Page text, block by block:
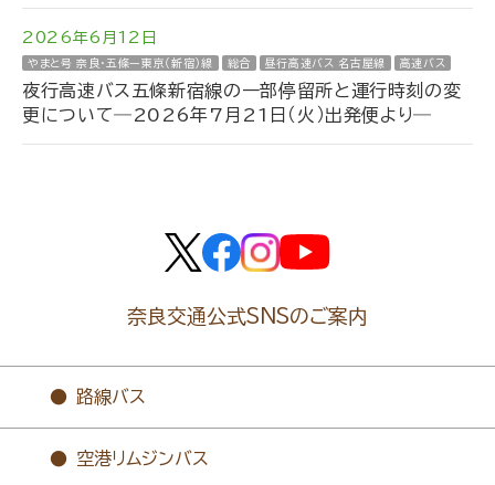
2026年6月12日
やまと号 奈良・五條ー東京（新宿）線 総合 昼行高速バス 名古屋線 高速バス
夜行高速バス五條新宿線の一部停留所と運行時刻の変
更について―2026年7月21日（火）出発便より―
奈良交通公式SNSのご案内
路線バス
空港リムジンバス